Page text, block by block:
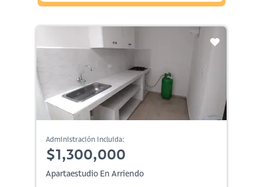
Administración incluida:
$1,300,000
Apartaestudio En Arriendo